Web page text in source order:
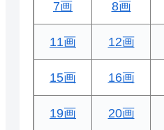
7画 8画
11画 12画
15画 16画
19画 20画